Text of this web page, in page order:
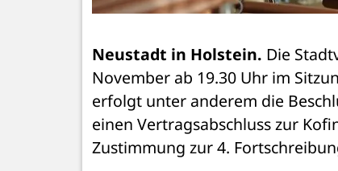
Neustadt in Holstein. Die
November ab 19.30 Uhr im
erfolgt unter anderem die
einen Vertragsabschluss zur
Zustimmung zur 4.